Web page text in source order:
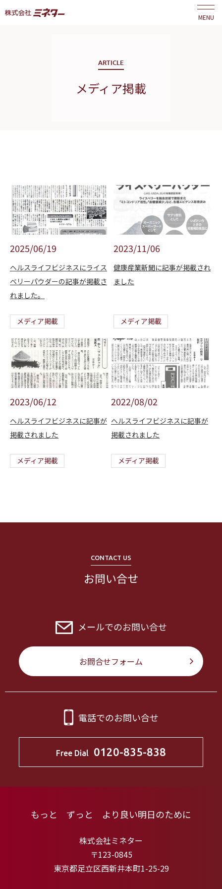
MENU
ARTICLE
メディア掲載
2025/06/19
ヘルスライフビジネスにライス
ベリーパウダーの記事が掲載さ
れました。
メディア掲載
2023/11/06
健康産業新聞に記事が掲載され
ました
メディア掲載
2023/06/12
ヘルスライフビジネスに記事が
掲載されました
メディア掲載
2022/08/02
ヘルスライフビジネスに記事が
掲載されました
メディア掲載
CONTACT US
お問い合せ
メールでのお問い合せ
お問合せフォーム
電話でのお問い合せ
Free Dial 0120-835-838
もっと ずっと より良い明日のために
株式会社ミネター
〒123-0845
東京都足立区西新井本町1-25-29